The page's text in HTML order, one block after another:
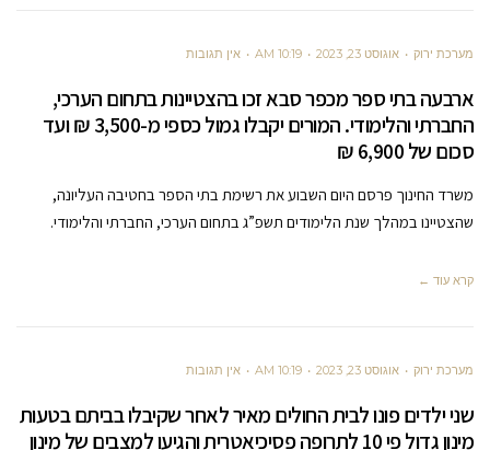
מערכת ירוק אוגוסט 23, 2023 10:19 AM אין תגובות
ארבעה בתי ספר מכפר סבא זכו בהצטיינות בתחום הערכי,
החברתי והלימודי. המורים יקבלו גמול כספי מ-3,500 ₪ ועד
סכום של 6,900 ₪
משרד החינוך פרסם היום השבוע את רשימת בתי הספר בחטיבה העליונה,
שהצטיינו במהלך שנת הלימודים תשפ”ג בתחום הערכי, החברתי והלימודי.
קרא עוד ←
מערכת ירוק אוגוסט 23, 2023 10:19 AM אין תגובות
שני ילדים פונו לבית החולים מאיר לאחר שקיבלו בביתם בטעות
מינון גדול פי 10 לתרופה פסיכיאטרית והגיעו למצבים של מינון